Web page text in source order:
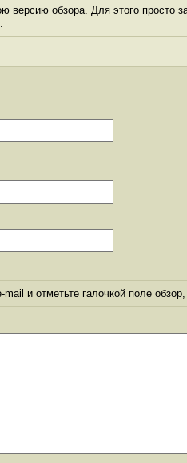
версию обзора. Для этого просто
и отметьте галочкой поле